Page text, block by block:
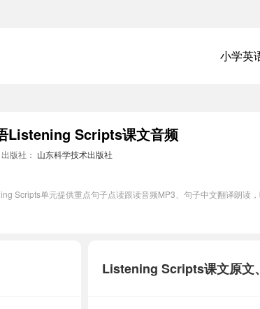
小学英
Listening Scripts课文音频
出版社： 山东科学技术出版社
Scripts单元提供重点句子点读跟读音频MP3、句子中文翻译朗读
Listening Scripts课文原文